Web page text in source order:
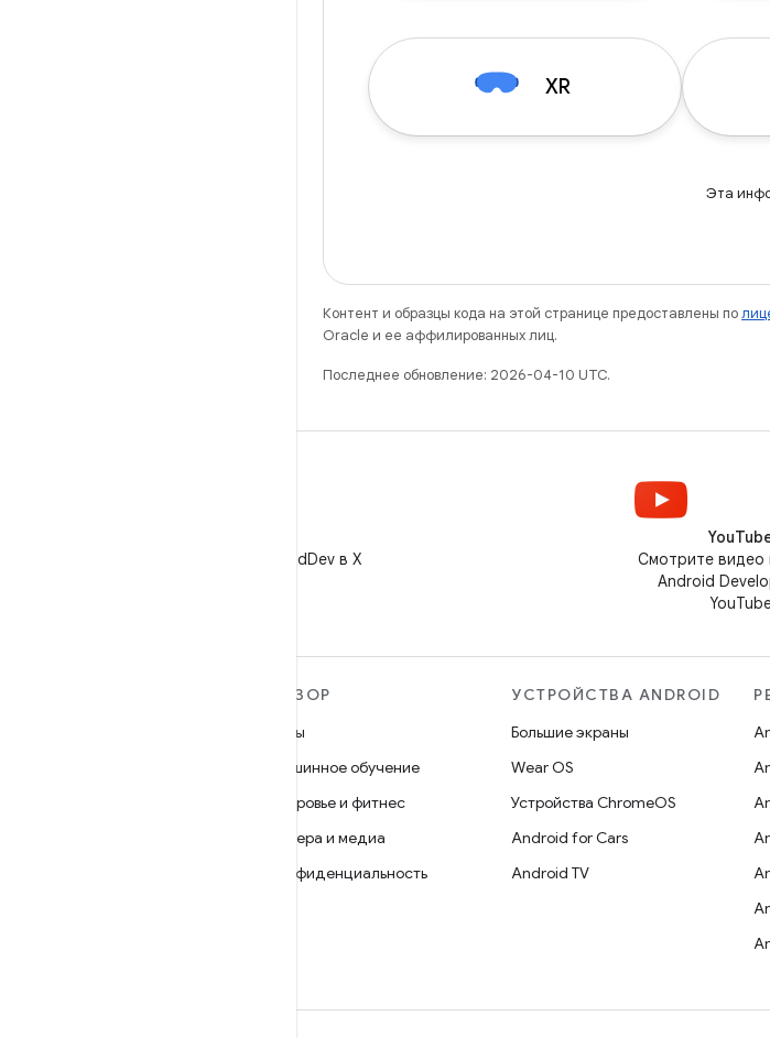
XR
Эта
Контент и образцы кода на этой странице предоставлены по
Oracle и ее аффилированных лиц.
Последнее обновление: 2026-04-10 UTC.
Читайте @AndroidDev в X
Смотрите видео
Android
ОБЗОР
Игры
Машинное обучение
Здоровье и фитнес
Камера и медиа
Конфиденциальность
УСТРОЙСТВА ANDROID
Большие экраны
Wear OS
Устройства ChromeOS
Android for Cars
Android TV